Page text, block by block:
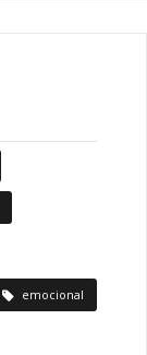
emocional